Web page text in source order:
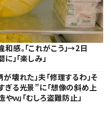
感。「これがこう」→2日
」「楽しみ」
壊れた」夫「修理するわ」そ
る光景”に「想像の斜め上
やｗ」「むしろ盗難防止」